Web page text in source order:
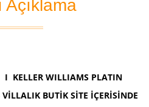
Açıklama
I KELLER WILLIAMS PLATIN
VİLLALIK BUTİK SİTE İÇERİSİNDE